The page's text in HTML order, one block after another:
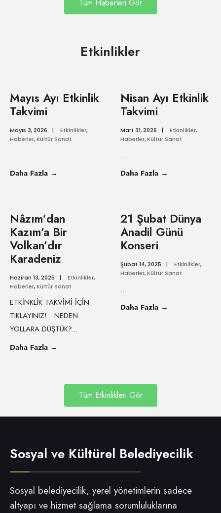
Tüm Haberleri Gör
Etkinlikler
Mayıs Ayı Etkinlik
Takvimi
Mayıs 3, 2026 | Etkinlikler,
Haberler,Kültür Sanat
...
Daha Fazla →
Nisan Ayı Etkinlik
Takvimi
Mart 31, 2026 | Etkinlikler,
Haberler,Kültür Sanat
...
Daha Fazla →
Nâzım’dan
Kazım’a Bir
Volkan’dır
Karadeniz
Haziran 13, 2025 | Etkinlikler,
Haberler,Kültür Sanat
ETKİNKLİK TAKVİMİ İÇİN
TIKLAYINIZ! NEDEN
YOLLARA DÜŞTÜK?...
Daha Fazla →
21 Şubat Dünya
Anadil Günü
Konseri
Şubat 14, 2025 | Etkinlikler,
Haberler,Kültür Sanat
...
Daha Fazla →
Tüm Etkinlikleri Gör
Sosyal ve Kültürel Belediyecilik
Sosyal belediyecilik, yerel yönetimlerin sadece
altyapı ve hizmet sağlama sorumluluklarına